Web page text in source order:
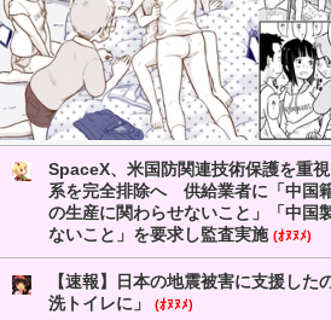
SpaceX、米国防関連技術保護を重
系を完全排除へ 供給業者に「中国
の生産に関わらせないこと」「中国
ないこと」を要求し監査実施 (ｵﾇﾇﾒ)
【速報】日本の地震被害に支援した
洗トイレに」
(ｵﾇﾇﾒ)